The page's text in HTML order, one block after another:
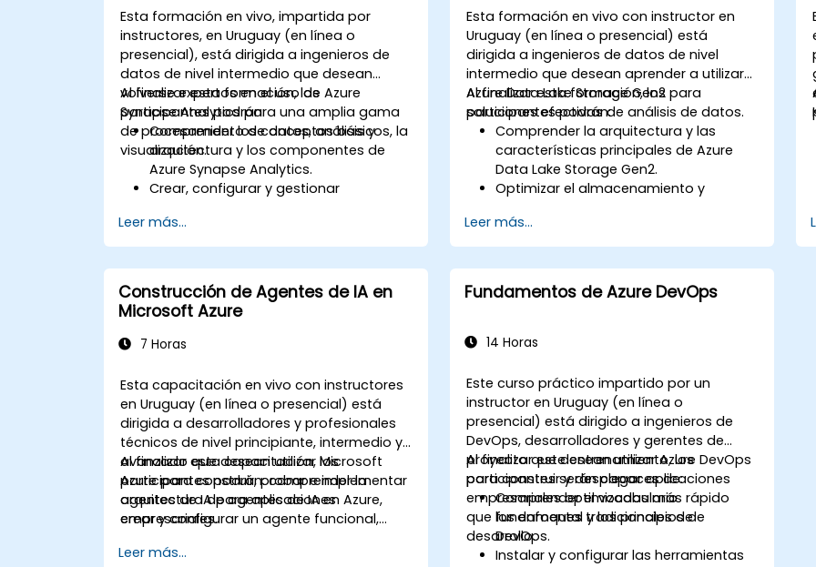
gestión del estado de Terraform y el
control de versiones.
Integrar Terraform con Azure DevOps
para despliegues automatizados.
Crear módulos reutilizables de
Terraform para un aprovisionamiento
consistente de recursos.
Aprovechar las características
avanzadas de Terraform para
despliegues de infraestructura
complejos.
Esta formación en vivo, impartida por
instructores, en Uruguay (en línea o
presencial), está dirigida a ingenieros de
datos de nivel intermedio que desean
volverse expertos en el uso de Azure
Synapse Analytics para una amplia gama
de procesamiento de datos, análisis y
visualización.
Al finalizar esta formación, los
participantes podrán:
Comprender los conceptos básicos, la
arquitectura y los componentes de
Azure Synapse Analytics.
Crear, configurar y gestionar
utilizando Azure Synapse.
Dominar las técnicas para ingerir,
transformar y cargar datos (ETL)
desde diversas fuentes en Azure
Synapse.
Optimizar el rendimiento de las
consultas, asegurar los datos e
otras herramientas para visualizar
datos y compartir conocimientos.
Leer más...
Esta formación en vivo con instructor en
Uruguay (en línea o presencial) está
dirigida a ingenieros de datos de nivel
intermedio que desean aprender a utilizar
Azure Data Lake Storage Gen2 para
soluciones efectivas de análisis de datos.
Al finalizar esta formación, los
participantes podrán:
Comprender la arquitectura y las
características principales de Azure
Data Lake Storage Gen2.
Optimizar el almacenamiento y
costo y el rendimiento.
Integrar Azure Data Lake Storage Gen2
con otros servicios de Azure para
análisis y procesamiento de datos.
Desarrollar soluciones utilizando la API
Solucionar problemas comunes y
almacenamiento.
Leer más...
Construcción de Agentes de IA en
Microsoft Azure
7 Horas
Esta capacitación en vivo con instructores
en Uruguay (en línea o presencial) está
dirigida a desarrolladores y profesionales
técnicos de nivel principiante, intermedio y
avanzado que desean utilizar Microsoft
Azure para construir, probar e implementar
agentes de IA para aplicaciones
empresariales.
Al finalizar esta capacitación, los
participantes podrán: comprender la
arquitectura de agentes de IA en Azure,
crear y configurar un agente funcional,
conocimiento empresarial, evaluar y
Leer más...
Fundamentos de Azure DevOps
14 Horas
Este curso práctico impartido por un
instructor en Uruguay (en línea o
presencial) está dirigido a ingenieros de
DevOps, desarrolladores y gerentes de
proyecto que desean utilizar Azure DevOps
para construir y desplegar aplicaciones
empresariales optimizadas más rápido
que los enfoques tradicionales de
desarrollo.
Al finalizar este entrenamiento, los
participantes serán capaces de:
Comprender el vocabulario
fundamental y los principios de
DevOps.
Instalar y configurar las herramientas